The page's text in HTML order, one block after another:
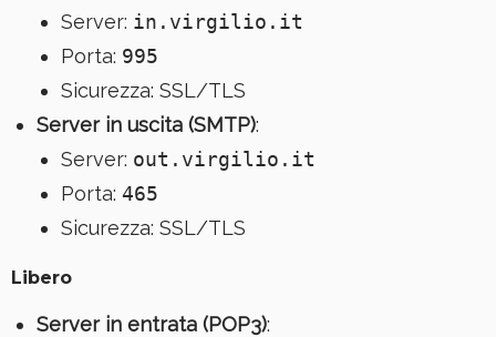
Server: in.virgilio.it
Porta: 995
Sicurezza: SSL/TLS
Server in uscita (SMTP):
Server: out.virgilio.it
Porta: 465
Sicurezza: SSL/TLS
Libero
Server in entrata (POP3):